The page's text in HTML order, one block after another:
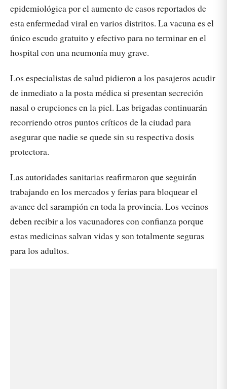
epidemiológica por el aumento de casos reportados de
esta enfermedad viral en varios distritos. La vacuna es el
único escudo gratuito y efectivo para no terminar en el
hospital con una neumonía muy grave.
Los especialistas de salud pidieron a los pasajeros acudir
de inmediato a la posta médica si presentan secreción
nasal o erupciones en la piel. Las brigadas continuarán
recorriendo otros puntos críticos de la ciudad para
asegurar que nadie se quede sin su respectiva dosis
protectora.
Las autoridades sanitarias reafirmaron que seguirán
trabajando en los mercados y ferias para bloquear el
avance del sarampión en toda la provincia. Los vecinos
deben recibir a los vacunadores con confianza porque
estas medicinas salvan vidas y son totalmente seguras
para los adultos.